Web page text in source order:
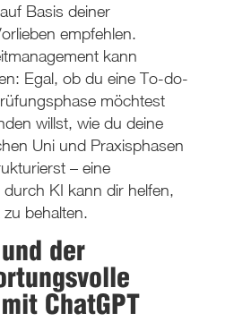
Basis deiner
empfehlen.
kann
Egal, ob du eine To-do-
möchtest
willst, wie du deine
Uni und Praxisphasen
– eine
KI kann dir helfen,
behalten.
der
ChatGPT